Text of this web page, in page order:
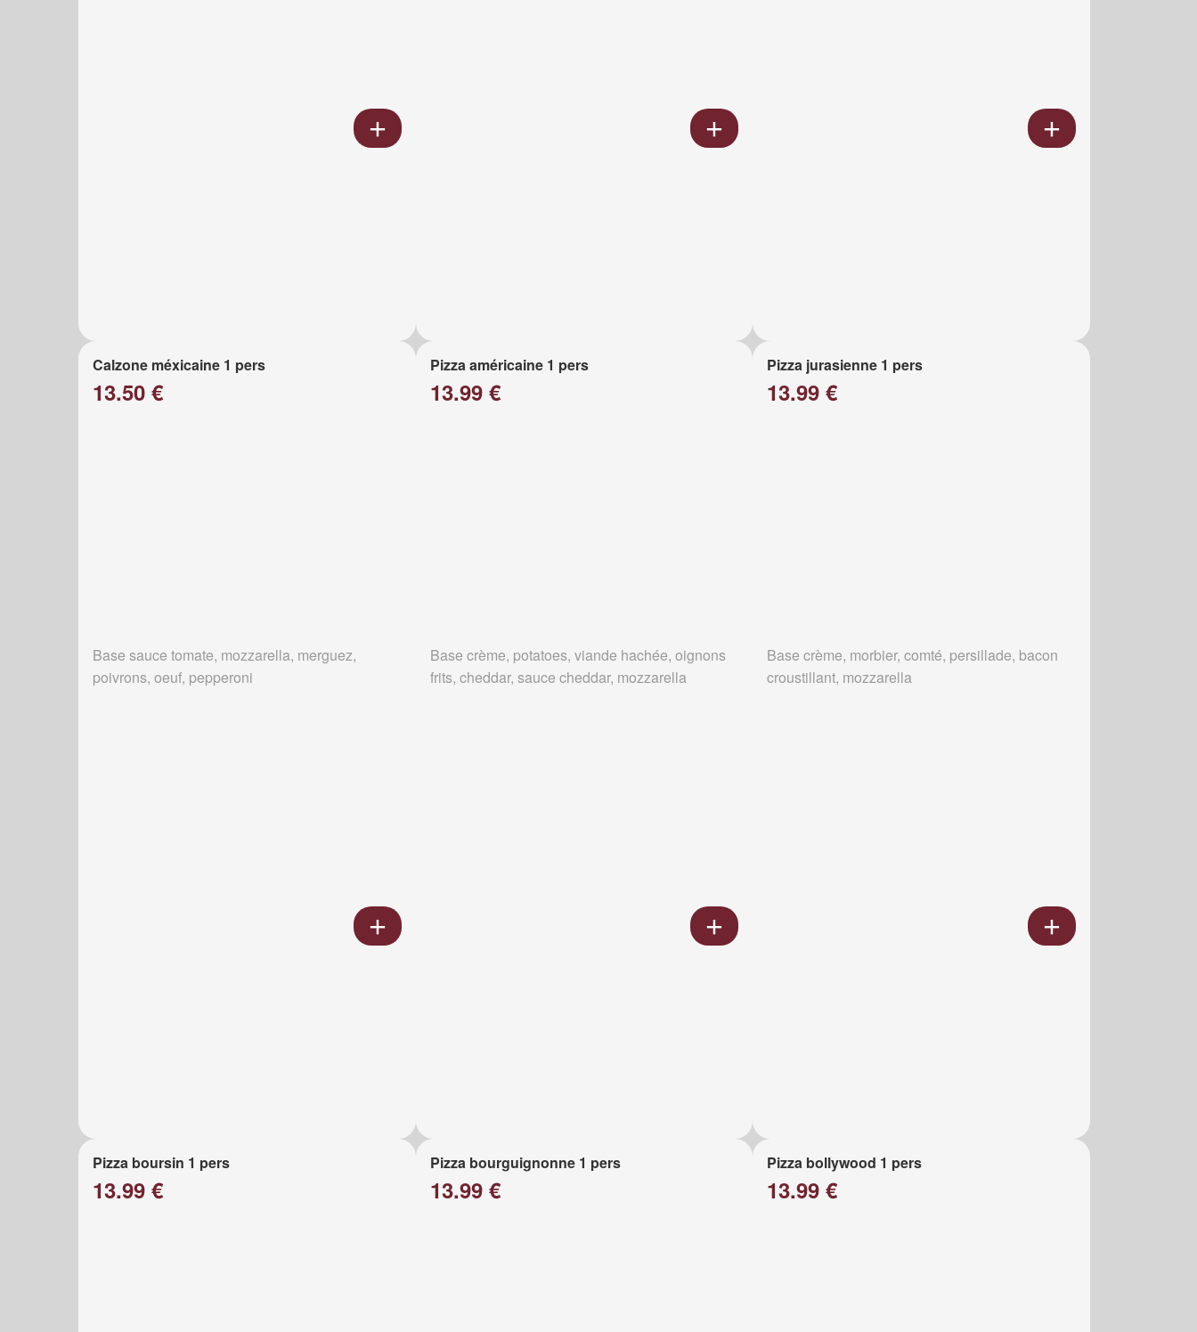
Calzone méxicaine 1 pers
13.50 €
Base sauce tomate, mozzarella, merguez,
poivrons, oeuf, pepperoni
Pizza américaine 1 pers
13.99 €
Base crème, potatoes, viande hachée, oignons
frits, cheddar, sauce cheddar, mozzarella
Pizza jurasienne 1 pers
13.99 €
Base crème, morbier, comté, persillade, bacon
croustillant, mozzarella
Pizza boursin 1 pers
13.99 €
Pizza bourguignonne 1 pers
13.99 €
Pizza bollywood 1 pers
13.99 €